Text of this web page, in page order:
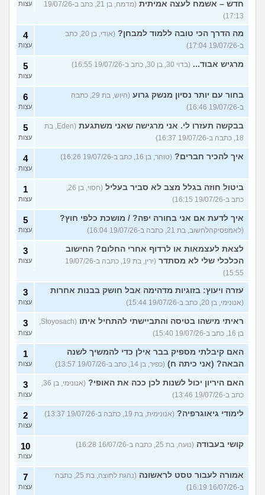
חדש – אשמח לעצה אמיתית
(מדמח, בן 21, כתב ב-19/07/26
17:13)
עצות
מה הדרך הכי טובה ללמוד למבחן?
(אודי, בן 20, כתב
ב-19/07/26 17:04)
4
עצות
מרגיש אבוד... (בדוי 30, בן 30, כתב ב-19/07/26 16:55) 5
עצות
בחור עם יותר נסיון מנשק גרוע
(היוש, בת 29, כתבה
ב-19/07/26 16:46)
6
עצות
בבקשה תעזרו לי. אני מרגישה שאני משתגעת
(Eden, בת
18, כתבה ב-19/07/26 16:37)
5
עצות
איך להכיר חברים? (טוהר, בן 16, כתב ב-19/07/26 16:26) 4
עצות
ביטול חוזה בגלל מצב לא סביר בעליל
(חסוי, בן 26,
כתב ב-19/07/26 16:15)
1
עצות
איך לדעת אם אני בחורה יפה? / מושכת כלפי חוץ?
(לאמפסיקהלחשוב, בת 21, כתבה ב-19/07/26 16:04)
5
עצות
לצאת לעצמאות או לרדוף אחרי החלום? החישוב
הכלכלי שלי לא מסתדר
(ירין, בת 19, כתבה ב-19/07/26
15:55)
3
עצות
עזרה ויעוץ: בזוגיות מדהימה אבל חושק בבנות אחרות
(אנונימי, בן 20, כתב ב-19/07/26 15:44)
3
עצות
ראיתי מישהו בטיסה והתביישתי להתחיל איתו
(Stoyosach,
בן 16, כתב ב-19/07/26 15:40)
3
עצות
האם קיבלתי מספיק בבר אילן כדי להמשיך לשנה
הבאה? (אני כיתה ח) (כפיר, בן 14, כתב ב-19/07/26 13:57)
1
עצות
האם היריון יכול לשנות לכן ככה את האופי?
(אנונימי, בן 36,
כתב ב-19/07/26 13:46)
3
עצות
לימודי גיאוגרפיה? (אנונימית, בת 19, כתבה ב-19/07/26 13:37) 2
עצות
קושי בעבודה (נועה, בת 25, כתבה ב-16/07/26 16:28) 10
עצות
אמורה לעבור טסט לראשונה
(נהגת לחוצה, בת 25, כתבה
ב-16/07/26 16:19)
7
עצות